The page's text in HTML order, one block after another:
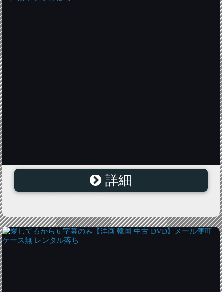
シンデレラ 9 字幕のみ【洋画 韓国 中古 DVD】メール便
可 ケース無 レンタル落ち
詳細